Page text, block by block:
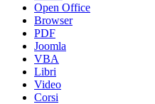
Open Office
Browser
PDF
Joomla
VBA
Libri
Video
Corsi